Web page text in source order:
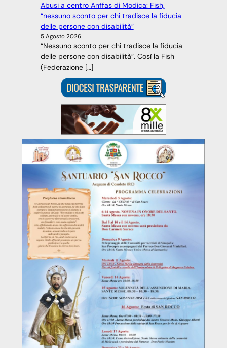
Abusi a centro Anffas di Modica: Fish,
“nessuno sconto per chi tradisce la fiducia
delle persone con disabilità”
5 Agosto 2026
“Nessuno sconto per chi tradisce la fiducia
delle persone con disabilità”. Così la Fish
(Federazione […]